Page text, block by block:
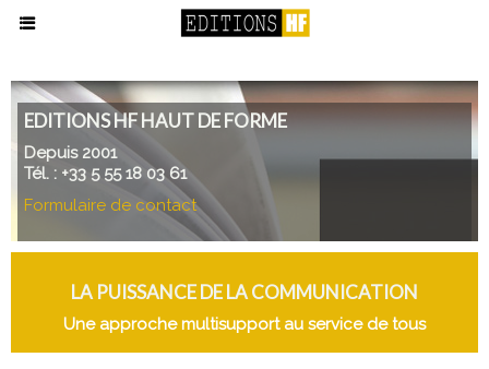
EDITIONS HF HAUT DE FORME
Depuis 2001
Tél. : +33 5 55 18 03 61
Formulaire de contact
LA PUISSANCE DE LA COMMUNICATION
Une approche multisupport au service de tous